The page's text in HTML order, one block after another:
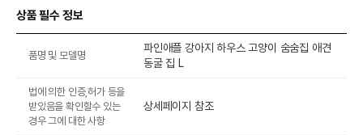
상품 필수 정보
품명 및 모델명
파인애플 강아지 하우스 고양이 숨숨집 애견
동굴 집 L
법에 의한 인증,허가 등을
받았음을 확인할수 있는
경우 그에 대한 사항
상세페이지 참조